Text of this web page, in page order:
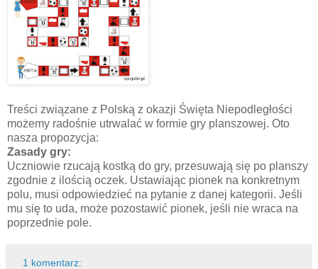
Treści związane z Polską z okazji Święta Niepodległości
możemy radośnie utrwalać w formie gry planszowej. Oto
nasza propozycja:
Zasady gry:
Uczniowie rzucają kostką do gry, przesuwają się po planszy
zgodnie z ilością oczek. Ustawiając pionek na konkretnym
polu, musi odpowiedzieć na pytanie z danej kategorii. Jeśli
mu się to uda, może pozostawić pionek, jeśli nie wraca na
poprzednie pole.
1 komentarz: